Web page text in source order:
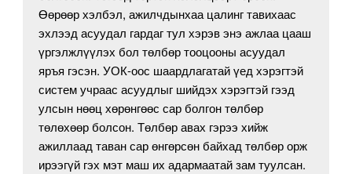
Өөрөөр хэлбэл, ажилчдынхаа цалинг тавихаас
эхлээд асуудал гардаг тул хэрэв энэ ажлаа цааш
үргэлжлүүлэх бол төлбөр тооцооны асуудал
яръя гэсэн. УОК-оос шаардлагатай үед хэрэгтэй
систем учраас асуудлыг шийдэх хэрэгтэй гээд
улсын нөөц хөрөнгөөс сар болгон төлбөр
төлөхөөр болсон. Төлбөр авах гэрээ хийж
ажиллаад таван сар өнгөрсөн байхад төлбөр орж
ирээгүй гэх мэт маш их адармаатай зам туулсан.